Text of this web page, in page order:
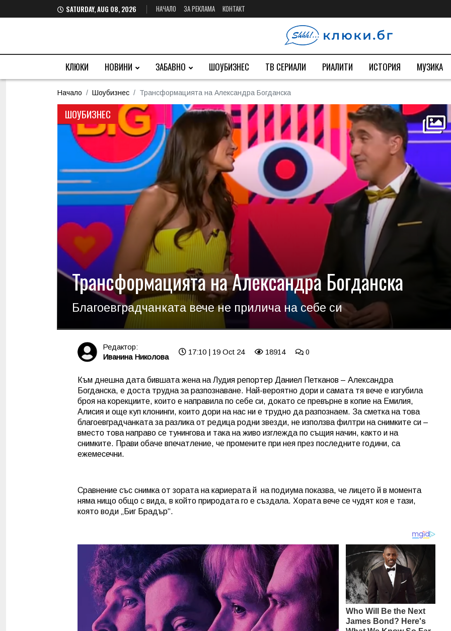
SATURDAY, AUG 08, 2026 НАЧАЛО ЗА РЕКЛАМА КОНТАКТ
КЛЮКИ НОВИНИ ЗАБАВНО ШОУБИЗНЕС ТВ СЕРИАЛИ РИАЛИТИ ИСТОРИЯ МУЗИКА
Начало Шоубизнес Трансформацията на Александра Богданска
ШОУБИЗНЕС
Трансформацията на Александра Богданска
Благоевградчанката вече не прилича на себе си
Редактор:
Иванина Николова
17:10 | 19 Oct 24 18914 0
Към днешна дата бившата жена на Лудия репортер Даниел Петканов – Александра
Богданска, е доста трудна за разпознаване. Най-вероятно дори и самата тя вече е изгубила
броя на корекциите, които е направила по себе си, докато се превърне в копие на Емилия,
Алисия и още куп клонинги, които дори на нас ни е трудно да разпознаем. За сметка на това
благоевградчанката за разлика от редица родни звезди, не използва филтри на снимките си –
вместо това направо се тунингова и така на живо изглежда по същия начин, както и на
снимките. Прави обаче впечатление, че промените при нея през последните години, са
ежемесечни.
Сравнение със снимка от зората на кариерата й на подиума показва, че лицето й в момента
няма нищо общо с вида, в който природата го е създала. Хората вече се чудят коя е тази,
която води „Биг Брадър“.